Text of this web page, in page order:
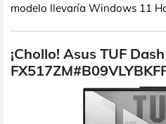
modelo llevaría Windows 11
¡Chollo! Asus TUF